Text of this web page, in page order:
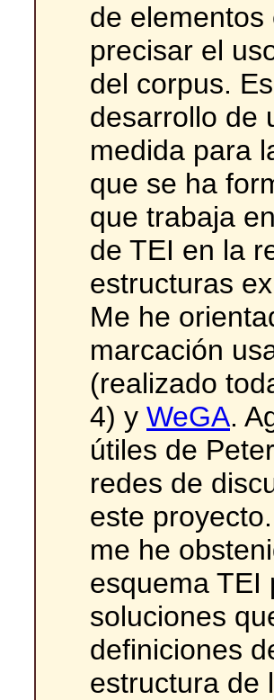
de
precisar el
del corpus.
desarrollo de
medida para
que se ha
que trabaja
de TEI en la
estructuras
Me he
marcación
(realizado
4) y WeGA.
útiles de
redes de
este
me he
esquema TEI
soluciones
definiciones
estructura de